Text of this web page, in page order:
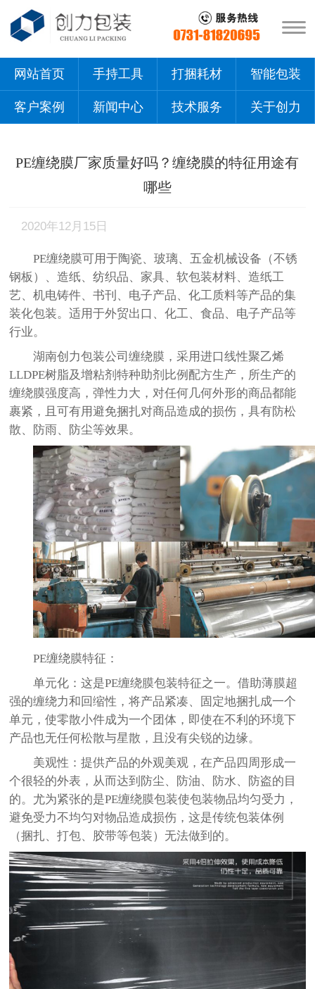
网站首页 手持工具 打捆耗材 智能包装
客户案例 新闻中心 技术服务 关于创力
PE缠绕膜厂家质量好吗？缠绕膜的特征用途有
哪些
2020年12月15日
PE缠绕膜可用于陶瓷、玻璃、五金机械设备（不锈
钢板）、造纸、纺织品、家具、软包装材料、造纸工
艺、机电铸件、书刊、电子产品、化工质料等产品的集
装化包装。适用于外贸出口、化工、食品、电子产品等
行业。
湖南创力包装公司缠绕膜，采用进口线性聚乙烯
LLDPE树脂及增粘剂特种助剂比例配方生产，所生产的
缠绕膜强度高，弹性力大，对任何几何外形的商品都能
裹紧，且可有用避免捆扎对商品造成的损伤，具有防松
散、防雨、防尘等效果。
PE缠绕膜特征：
单元化：这是PE缠绕膜包装特征之一。借助薄膜超
强的缠绕力和回缩性，将产品紧凑、固定地捆扎成一个
单元，使零散小件成为一个团体，即使在不利的环境下
产品也无任何松散与星散，且没有尖锐的边缘。
美观性：提供产品的外观美观，在产品四周形成一
个很轻的外表，从而达到防尘、防油、防水、防盗的目
的。尤为紧张的是PE缠绕膜包装使包装物品均匀受力，
避免受力不均匀对物品造成损伤，这是传统包装体例
（捆扎、打包、胶带等包装）无法做到的。